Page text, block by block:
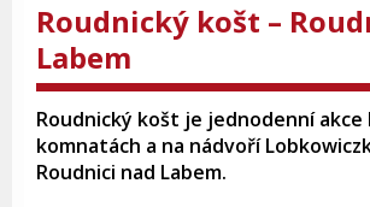
Roudnický košt –
Labem
Roudnický košt je jednodenní akce
komnatách a na nádvoří
Roudnici nad Labem.